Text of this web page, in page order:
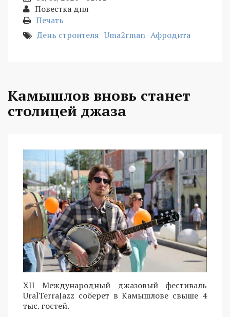
Повестка дня
Печать
День строителя Uma2rman Афродита
Камышлов вновь станет
столицей джаза
XII Международный джазовый фестиваль
UralTerraJazz соберет в Камышлове свыше 4
тыс. гостей.